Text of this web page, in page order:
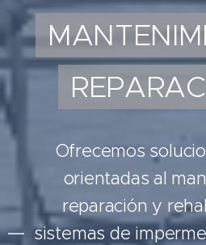
Ofrecemos
orientadas al
reparación y
sistemas de